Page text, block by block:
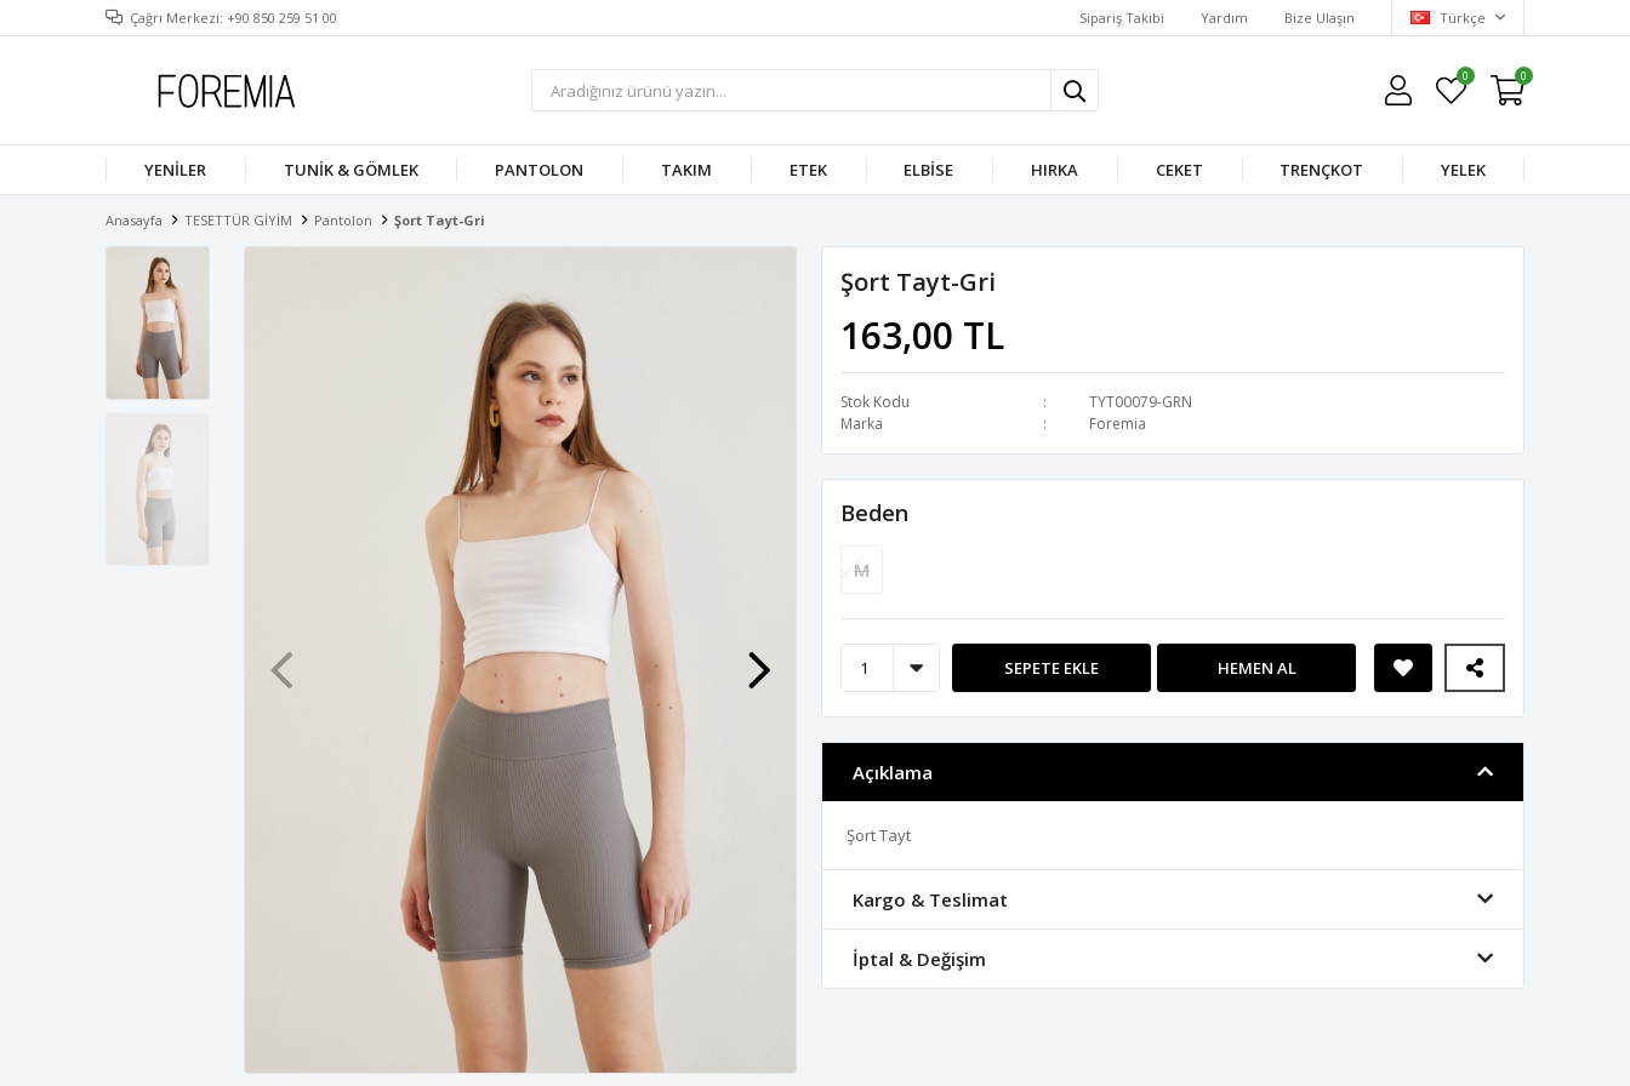
Çağrı Merkezi: +90 850 259 51 00 Sipariş Takibi Yardım Bize Ulaşın Türkçe
0 0
YENILER TUNIK & GÖMLEK PANTOLON TAKIM ETEK ELBISE HIRKA CEKET TRENÇKOT YELEK
Anasayfa TESETTÜR GİYİM Pantolon Şort Tayt-Gri
Şort Tayt-Gri
163,00 TL
Stok Kodu
TYT00079-GRN
Marka
Foremia
Beden
M
SEPETE EKLE HEMEN AL
Açıklama
Şort Tayt
Kargo & Teslimat
İptal & Değişim